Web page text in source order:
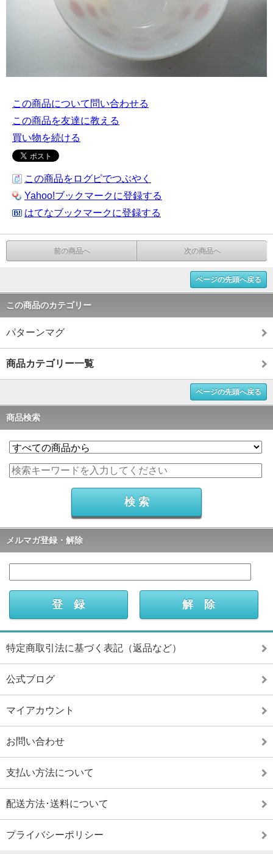
この商品について問い合わせる
この商品を友達に教える
買い物を続ける
この商品をログピでつぶやく
Yahoo!ブックマークに登録する
はてなブックマークに登録する
前の商品へ 次の商品へ
ページの先頭へ戻る
この商品のカテゴリー
パターンマグ
商品カテゴリー一覧
ページの先頭へ戻る
商品検索
メルマガ登録・解除
特定商取引法に基づく表記（返品など）
公式ブログ
マイアカウント
お問い合わせ
支払い方法について
配送方法･送料について
プライバシーポリシー